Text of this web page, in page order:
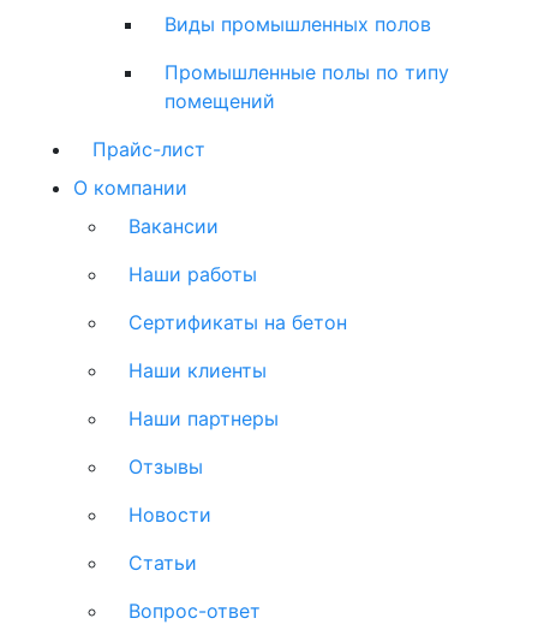
Виды промышленных полов
Промышленные полы по типу
помещений
Прайс-лист
О компании
Вакансии
Наши работы
Сертификаты на бетон
Наши клиенты
Наши партнеры
Отзывы
Новости
Статьи
Вопрос-ответ